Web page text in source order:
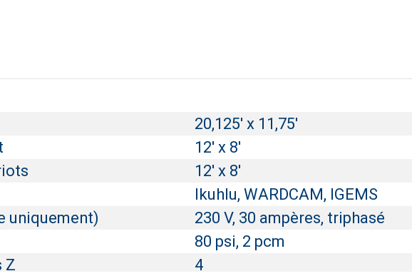
20,125' x 11,75'
12' x 8'
12' x 8'
Ikuhlu, WARDCAM, IGEMS
uniquement)
230 V, 30 ampères, triphasé
80 psi, 2 pcm
Z
4